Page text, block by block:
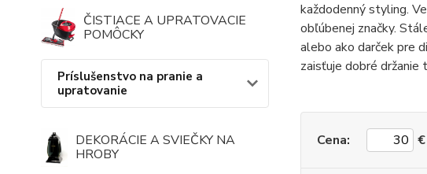
ČISTIACE A UPRATOVACIE
POMÔCKY
Príslušenstvo na pranie a
upratovanie
DEKORÁCIE A SVIEČKY NA
HROBY
každodenný styling.
obľúbenej značky.
alebo ako darček pre
zaisťuje dobré držanie
Cena: €